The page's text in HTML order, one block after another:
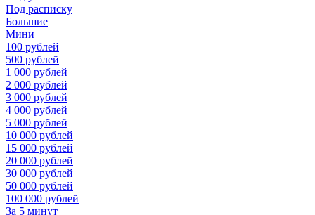
Под расписку
Большие
Мини
100 рублей
500 рублей
1 000 рублей
2 000 рублей
3 000 рублей
4 000 рублей
5 000 рублей
10 000 рублей
15 000 рублей
20 000 рублей
30 000 рублей
50 000 рублей
100 000 рублей
За 5 минут